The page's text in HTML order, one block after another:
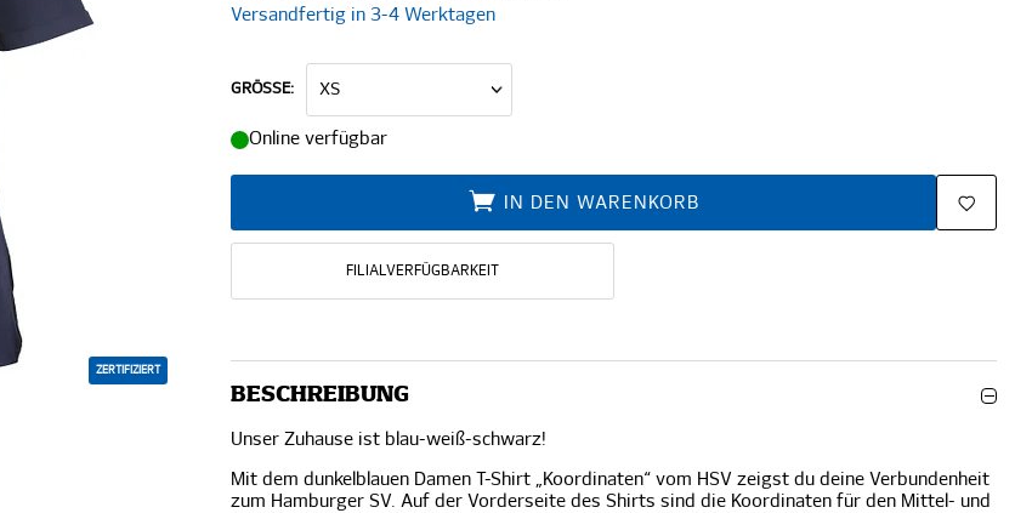
ZERTIFIZIERT
Versandfertig in 3-4 Werktagen
GRÖSSE:
Online verfügbar
IN DEN WARENKORB
FILIALVERFÜGBARKEIT
BESCHREIBUNG
Unser Zuhause ist blau-weiß-schwarz!
Mit dem dunkelblauen Damen T-Shirt „Koordinaten“ vom HSV zeigst du deine Verbundenheit
zum Hamburger SV. Auf der Vorderseite des Shirts sind die Koordinaten für den Mittel- und